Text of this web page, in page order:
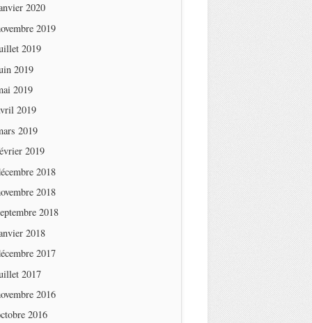
2020
2019
2019
2019
2019
2019
2019
2019
2018
2018
2018
2018
2017
2017
2016
2016